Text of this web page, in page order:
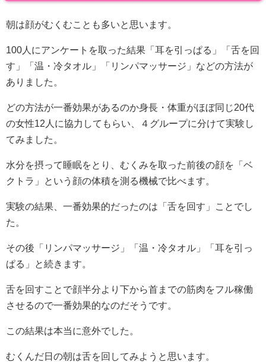
朝は顔がむくむことも多いと思います。
100人にアンケートを取った結果「耳を引っぱる」「舌を回
す」「温・冷タオル」「リンパマッサージ」などの方法が
ありました。
どの方法が一番効果があるのか身長・体重がほぼ同じ20代
の女性12人に協力してもらい、４グループに分けて実験し
てみました。
水分を摂って睡眠をとり、むくみを取った前後の顔を「ベ
クトラ」という顔の体積を測る機械で比べます。
実験の結果、一番効果的だったのは「舌を回す」ことでし
た。
その後「リンパマッサージ」「温・冷タオル」「耳を引っ
ぱる」と続きます。
舌を回すことで顔半分より下から首までの筋肉をフル稼働
させるので一番効果的なのだそうです。
この結果は本当に意外でした。
むくんだ日の朝は舌を回してみようと思います。